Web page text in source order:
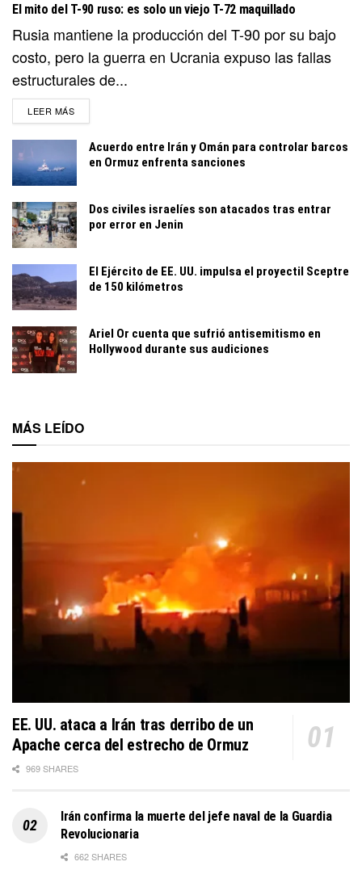
El mito del T-90 ruso: es solo un viejo T-72 maquillado
Rusia mantiene la producción del T-90 por su bajo
costo, pero la guerra en Ucrania expuso las fallas
estructurales de...
LEER MÁSDETAILS
Acuerdo entre Irán y Omán para controlar barcos
en Ormuz enfrenta sanciones
Dos civiles israelíes son atacados tras entrar
por error en Jenin
El Ejército de EE. UU. impulsa el proyectil Sceptre
de 150 kilómetros
Ariel Or cuenta que sufrió antisemitismo en
Hollywood durante sus audiciones
MÁS LEÍDO
EE. UU. ataca a Irán tras derribo de un
Apache cerca del estrecho de Ormuz
969 SHARES
Irán confirma la muerte del jefe naval de la Guardia
Revolucionaria
662 SHARES